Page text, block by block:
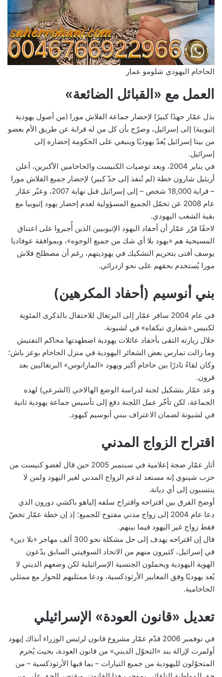
الحاخام اليهودي شلومو عمار
العمل مع «القبائل الضائعة»
بذل عمّار جهدًا كبيرًا لإحضار جماعة الفلاش مورا (من أصول يهودية
إثيوبية) إلى إسرائيل، وصرّح بأن كل من له قرابة عن طريق الأم بعضو
من بيتا إسرائيل يُعدّ يهوديًا وينبغي على الحكومة إحضاره إلى
إسرائيل.
في يناير 2004، وبعد توصيات الكنيست والحاخامين الأكبرين، أعلن
أريئيل شارون خطة (لم تُنفذ إلى حدّ كبير) لإحضار جميع الفلاش مورا
– قرابة 18,000 شخص – إلى إسرائيل قبل نهاية 2007، وعبّر عمّار
عام 2008 عن تحمّل الجميع المسؤولية لعدم إحضار يهود إثيوبيا مع
بقية الشعب اليهودي.
لاحقًا قرّر عمّار أن أحفاد اليهود الإثيوبيين الذين أُجبروا على اعتناق
المسيحية هم «يهود بلا أي شك من جميع الوجوه»، وبموافقة عوفاديا
يوسف أفتى بتحريم التشكيك في يهوديتهم، رغم أن مصطلح فلاش
مورا يُستخدم بحقهم على نحو ازدرائي.
بني أنوسيم (أحفاد المكرهين)
في عام 2004 سافر عمّار إلى البرتغال للاحتفال بالذكرى المئوية
لكنيس «شعاري تيكفاه» في لشبونة.
خلال زيارته التقى بأحفاد عائلات يهودية اضطهدتها محاكم التفتيش
وما زالت تمارس بعض الشعائر اليهودية في منزل الحاخام بوعز باش؛
وكان لقاءً نادرًا بين حاخام أكبر ويهود «المارانوس» البرتغاليين بعد
قرون.
وعد عمّار بتشكيل لجنة لدراسة الوضع الهالاخي (الشرعي) لهذه
الجماعة، لكن تأخّر عمل اللجنة دفع إلى تأسيس جماعة يهودية ثانية
في لشبونة لضمان الاعتراف ببني أنوسيم كيهود.
اقتراح الزواج المدني
أثار عمّار ضجة إعلامية في سبتمبر 2005 حين قال لعضو كنيست من
حزب شينوي إنه مستعد لدعم الزواج المدني لغير اليهود ولمن لا
ينتسبون إلى أي ديانة.
أوضح الفرق بين اقتراحه واقتراح سلفه إلياهو باكشي دورون الذي
دعا عام 2004 إلى زواج مدني مفتوح للجميع؛ إذ إن خطة عمّار تخصّ
فقط زواج غير اليهود فيما بينهم.
قال إن اقتراحه يهدف إلى حل مشكلة نحو 300 ألف مهاجر «بلا دين»
في إسرائيل، كثيرون منهم من الاتحاد السوفيتي السابق يدّعون
الهوية اليهودية ويحملون الجنسية الإسرائيلية لكن وضعهم الديني لا
يُعد يهوديًا وفق المعايير الأرثوذكسية، ودعا ممثليهم للحوار مع ممثلي
الحاخامية.
تعديل «قانون العودة» الإسرائيلي
في نوفمبر 2006 قدّم عمّار مشروع قانون لرئيس الوزراء آنذاك إيهود
أولمرت لإزالة بند «التحوّل الديني» من قانون العودة، بحيث يُحرم
المتحوّلون لليهودية من جميع التيارات – بما فيها الأرثوذكسية – من